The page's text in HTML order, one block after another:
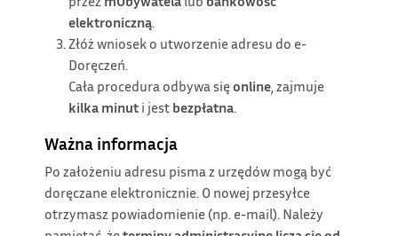
elektroniczną.
Złóż wniosek o utworzenie adresu do e-
Doręczeń.
Cała procedura odbywa sięonline, zajmuje
kilka minut i jest bezpłatna.
Ważna informacja
Po założeniu adresu pisma z urzędów mogą być
doręczane elektronicznie. O nowej przesyłce
otrzymasz powiadomienie (np. e-mail). Należy